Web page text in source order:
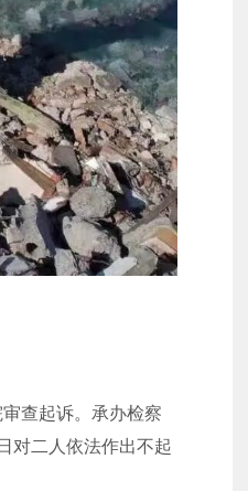
查起诉。承办检察
对二人依法作出不起